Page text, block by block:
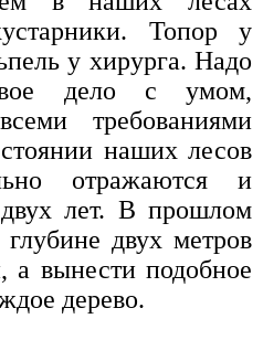
Топор у
у хирурга. Надо
дело с умом,
требованиями
наших лесов
отражаются и
лет. В прошлом
двух метров
а вынести подобное
дерево.